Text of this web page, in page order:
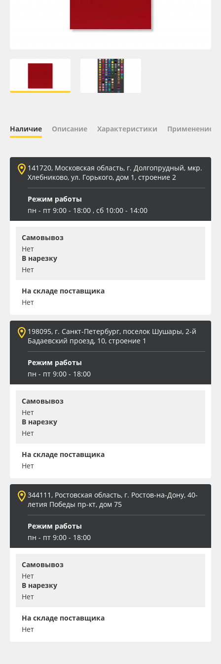
Плёнка монтажная Oratape
ПЭТ листовой
Баннер
Заготовки для сувениров
Наличие Описание Характеристики Применение
141720, Московская область, г. Долгопрудный, мкр.
Хлебниково, ул. Горького, дом 1, строение 2
Режим работы
пн - пт 9:00 - 18:00 , сб 10:00 - 14:00
Самовывоз
Нет
В нарезку
Нет
На складе поставщика
Нет
198095, г. Санкт-Петербург, поселок Шушары, 2-й
Бадаевский проезд, 10, строение 1
Режим работы
пн - пт 9:00 - 18:00
Самовывоз
Нет
В нарезку
Нет
На складе поставщика
Нет
344111, Ростовская область, г. Ростов-на-Дону, 40-
летия Победы пр-кт, дом 75
Режим работы
пн - пт 9:00 - 18:00
Самовывоз
Нет
В нарезку
Нет
На складе поставщика
Нет